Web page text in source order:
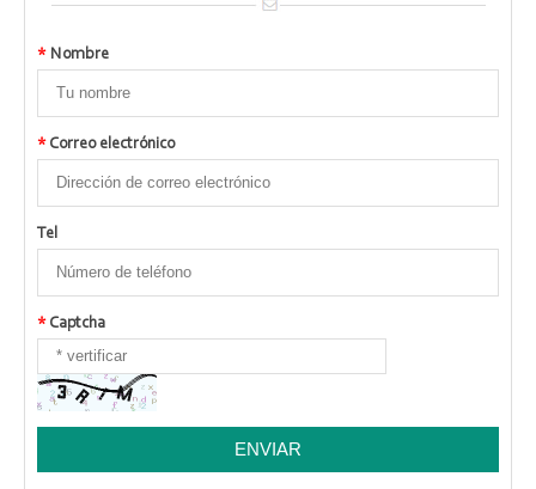
* Nombre
*Correo electrónico
Tel
*Captcha